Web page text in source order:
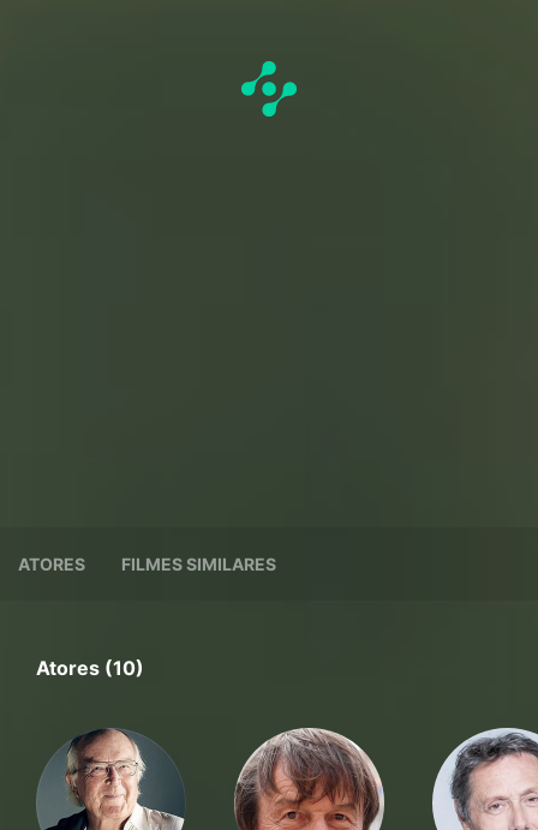
ATORES FILMES SIMILARES
Atores (10)